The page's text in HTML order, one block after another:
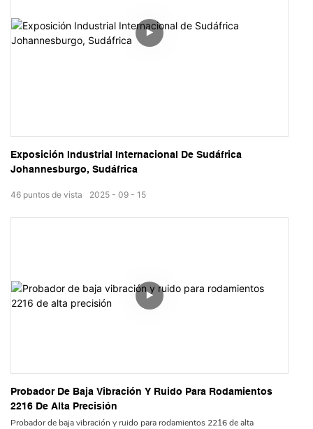
Exposición Industrial Internacional De Sudáfrica
Johannesburgo, Sudáfrica
2025 09 15
46 puntos de vista
Probador De Baja Vibración Y Ruido Para Rodamientos
2216 De Alta Precisión
Probador de baja vibración y ruido para rodamientos 2216 de alta